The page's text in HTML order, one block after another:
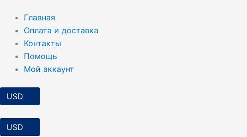
Главная
Оплата и доставка
Контакты
Помощь
Мой аккаунт